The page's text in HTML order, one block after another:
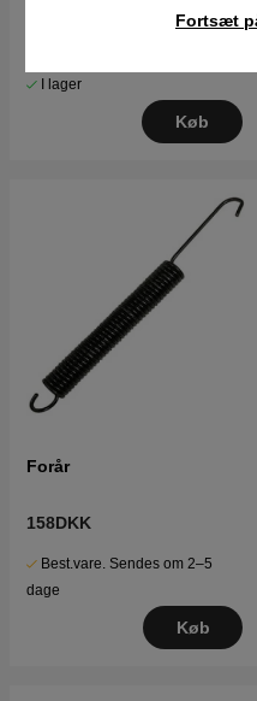
Fortsæt
I lager
Køb
Forår
158DKK
Best.vare. Sendes om 2–5
dage
Køb